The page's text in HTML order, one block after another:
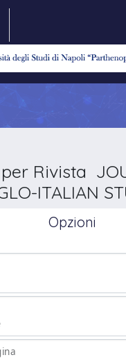
Rivista
ITALIAN
Opzioni